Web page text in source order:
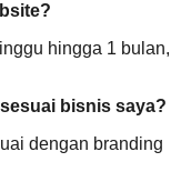
hingga 1 bulan,
bisnis saya?
dengan branding